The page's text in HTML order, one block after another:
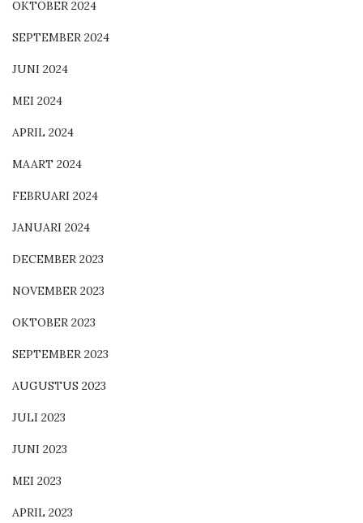
OKTOBER 2024
SEPTEMBER 2024
JUNI 2024
MEI 2024
APRIL 2024
MAART 2024
FEBRUARI 2024
JANUARI 2024
DECEMBER 2023
NOVEMBER 2023
OKTOBER 2023
SEPTEMBER 2023
AUGUSTUS 2023
JULI 2023
JUNI 2023
MEI 2023
APRIL 2023